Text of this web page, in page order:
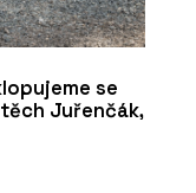
se
Juřenčák,